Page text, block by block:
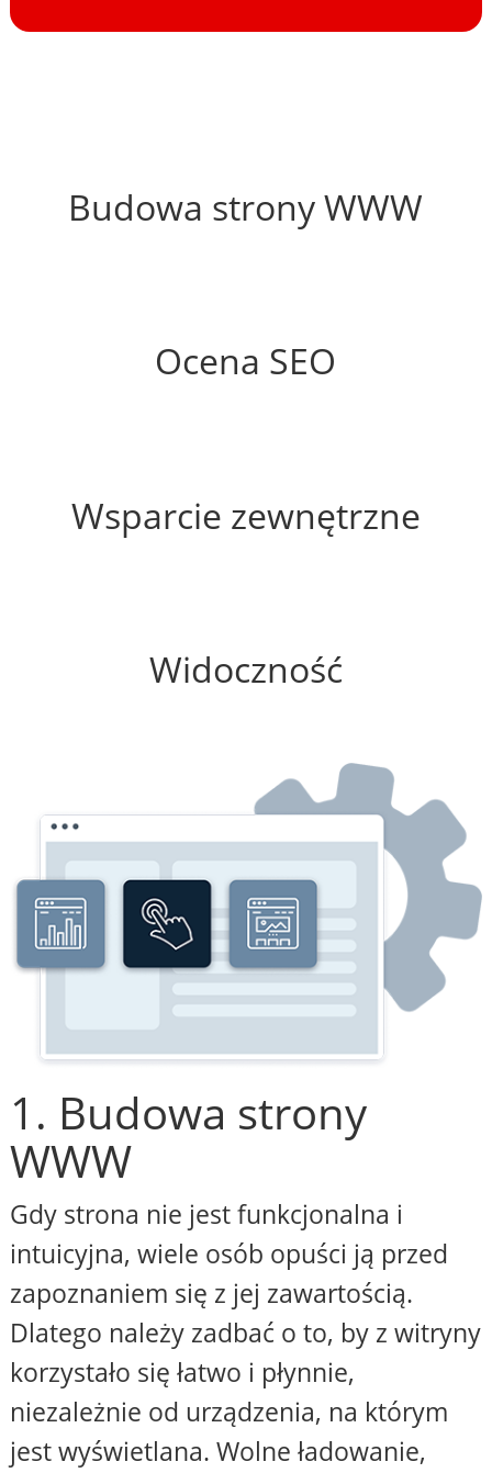
Budowa strony WWW
Ocena SEO
Wsparcie zewnętrzne
Widoczność
1. Budowa strony
WWW
Gdy strona nie jest funkcjonalna i
intuicyjna, wiele osób opuści ją przed
zapoznaniem się z jej zawartością.
Dlatego należy zadbać o to, by z witryny
korzystało się łatwo i płynnie,
niezależnie od urządzenia, na którym
jest wyświetlana. Wolne ładowanie,